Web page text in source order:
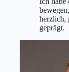
herzlich,
geprägt.